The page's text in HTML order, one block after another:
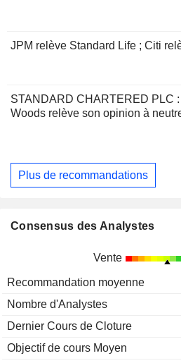
JPM relève Standard Life ; Citi
STANDARD CHARTERED PLC
Woods relève son opinion à
Plus de recommandations
Consensus des Analystes
Vente
Recommandation moyenne
Nombre d'Analystes
Dernier Cours de Cloture
Objectif de cours Moyen